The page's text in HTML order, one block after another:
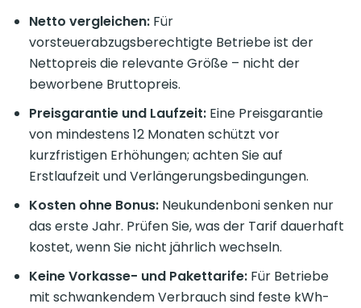
Netto vergleichen: Für
vorsteuerabzugsberechtigte Betriebe ist der
Nettopreis die relevante Größe – nicht der
beworbene Bruttopreis.
Preisgarantie und Laufzeit: Eine Preisgarantie
von mindestens 12 Monaten schützt vor
kurzfristigen Erhöhungen; achten Sie auf
Erstlaufzeit und Verlängerungsbedingungen.
Kosten ohne Bonus: Neukundenboni senken nur
das erste Jahr. Prüfen Sie, was der Tarif dauerhaft
kostet, wenn Sie nicht jährlich wechseln.
Keine Vorkasse- und Pakettarife: Für Betriebe
mit schwankendem Verbrauch sind feste kWh-